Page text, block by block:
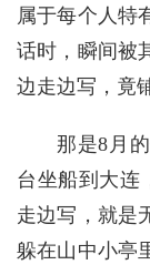
属于每个人特
话时，瞬间被
边走边写，竟
那是8月
台坐船到大连
走边写，就是
躲在山中小亭